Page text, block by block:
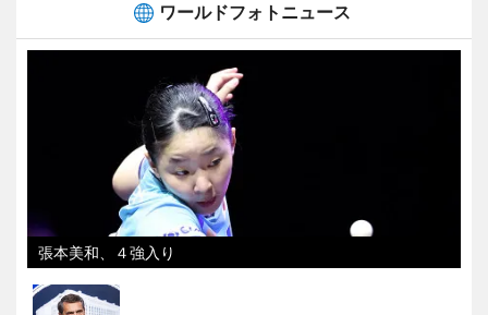
ワールドフォトニュース
張本美和、４強入り